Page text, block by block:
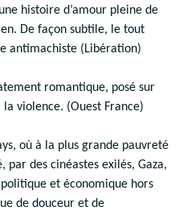
histoire d’amour pleine de
De façon subtile, le tout
antimachiste (Libération)
romantique, posé sur
violence. (Ouest France)
où à la plus grande pauvreté
des cinéastes exilés, Gaza,
et économique hors
de douceur et de